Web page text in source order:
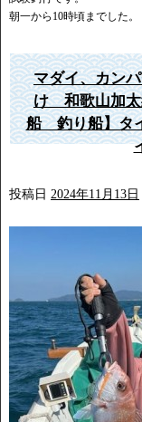
朝一から10時頃までした。
マダイ、カン
け 和歌山加太
船 釣り船】タ
投稿日 2024年11月13日